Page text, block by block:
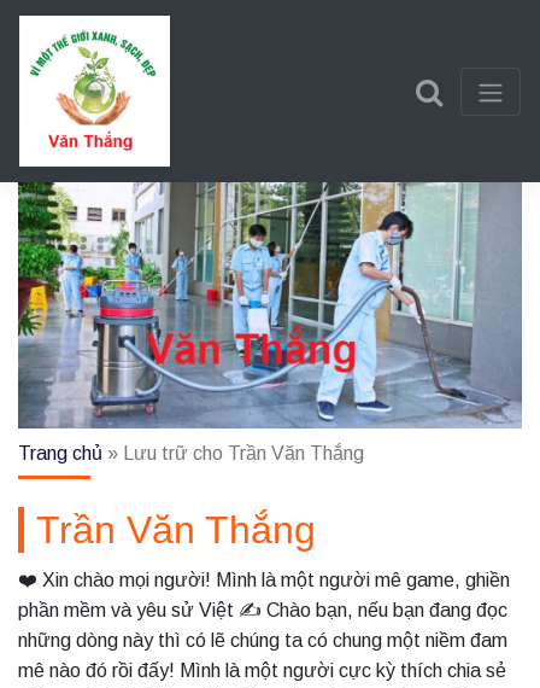
Trần Văn Thắng
Một trang web mới sử dụng WordPress
Trang chủ » Lưu trữ cho Trần Văn Thắng
Trần Văn Thắng
❤️ Xin chào mọi người! Mình là một người mê game, ghiền
phần mềm và yêu sử Việt ✍️ Chào bạn, nếu bạn đang đọc
những dòng này thì có lẽ chúng ta có chung một niềm đam
mê nào đó rồi đấy! Mình là một người cực kỳ thích chia sẻ